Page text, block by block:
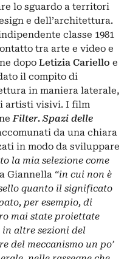
lo sguardo a territori
e dell’architettura.
classe 1981
tra arte e video e
dopo Letizia Cariello e
il compito di
in maniera laterale,
artisti visivi. I film
Filter. Spazi delle
da una chiara
in modo da sviluppare
la mia selezione come
Giannella “in cui non è
quanto il significato
per esempio, di
mai state proiettate
in altre sezioni del
del meccanismo un po’